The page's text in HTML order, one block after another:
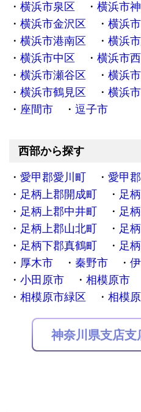
横浜市泉区
横浜市
横浜市金沢区
横浜
横浜市港南区
横浜
横浜市中区
横浜市
横浜市瀬谷区
横浜
横浜市鶴見区
横浜
座間市
逗子市
西部から探す
愛甲郡愛川町
愛甲
足柄上郡開成町
足
足柄上郡中井町
足
足柄上郡山北町
足
足柄下郡真鶴町
足
厚木市
秦野市
小田原市
相模原市
相模原市緑区
相模
神奈川県支店支